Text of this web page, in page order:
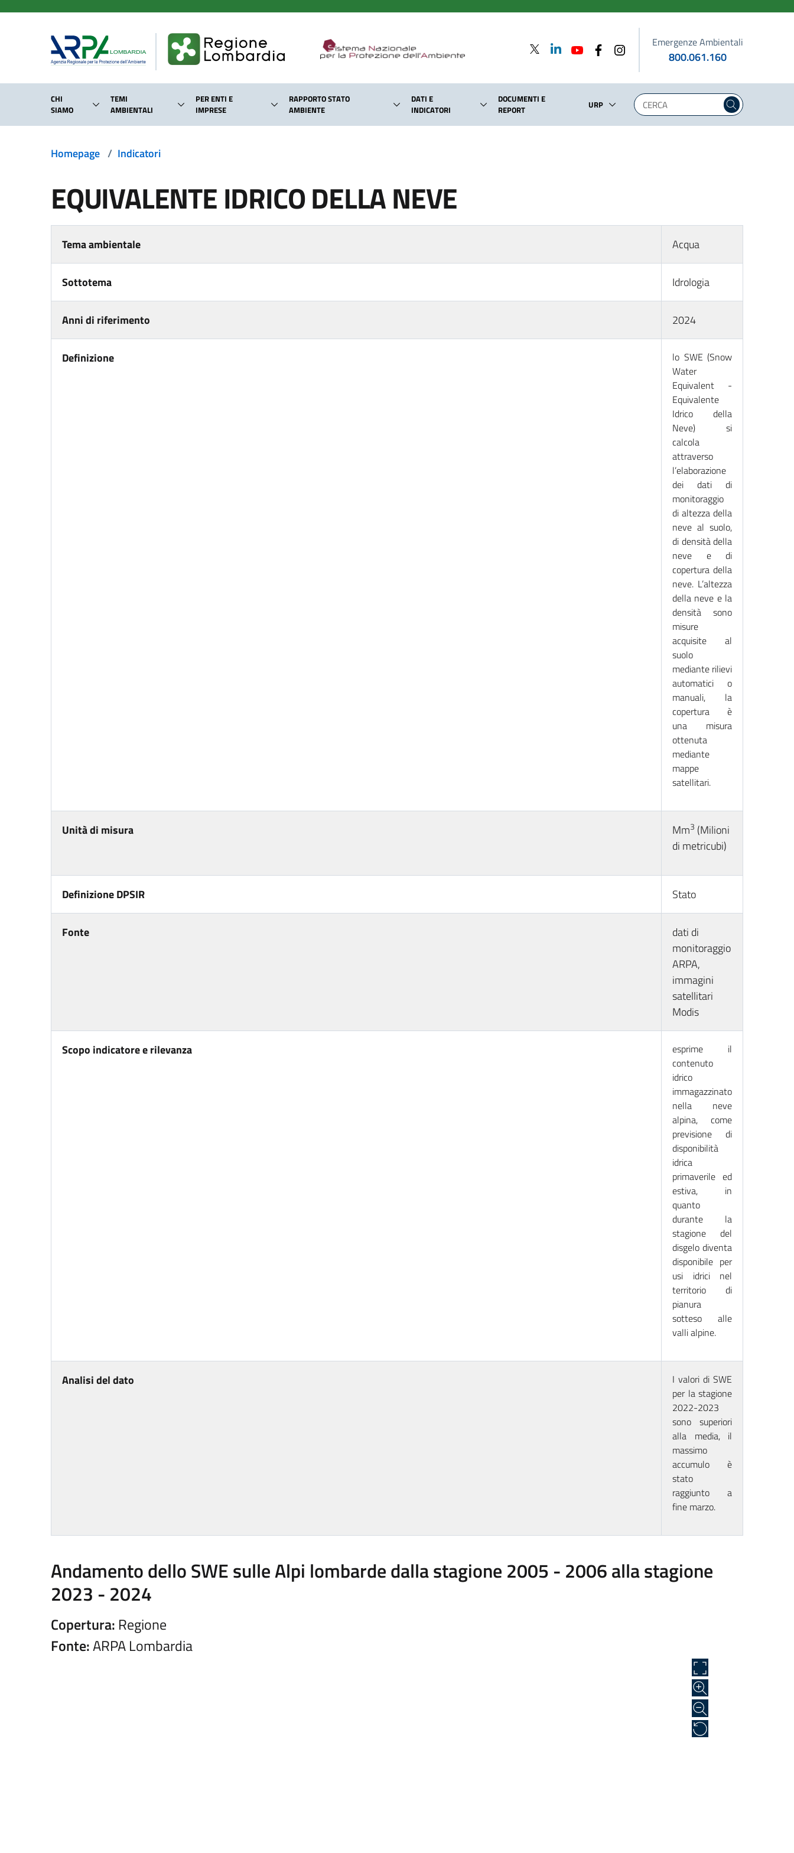
Emergenze Ambientali
800.061.160
CHI
SIAMO
TEMI
AMBIENTALI
PER ENTI E
IMPRESE
RAPPORTO STATO
AMBIENTE
DATI E
INDICATORI
DOCUMENTI E
REPORT
URP
Homepage / Indicatori
EQUIVALENTE IDRICO DELLA NEVE
Tema ambientale Acqua
Sottotema Idrologia
Anni di riferimento 2024
Definizione
lo SWE (Snow
Water
Equivalent -
Equivalente
Idrico della
Neve) si
calcola
attraverso
l’elaborazione
dei dati di
monitoraggio
di altezza della
neve al suolo,
di densità della
neve e di
copertura della
neve. L’altezza
della neve e la
densità sono
misure
acquisite al
suolo
mediante rilievi
automatici o
manuali, la
copertura è
una misura
ottenuta
mediante
mappe
satellitari.
Unità di misura Mm3 (Milioni
di metricubi)
Definizione DPSIR Stato
Fonte
dati di
monitoraggio
ARPA,
immagini
satellitari
Modis
Scopo indicatore e rilevanza
esprime il
contenuto
idrico
immagazzinato
nella neve
alpina, come
previsione di
disponibilità
idrica
primaverile ed
estiva, in
quanto
durante la
stagione del
disgelo diventa
disponibile per
usi idrici nel
territorio di
pianura
sotteso alle
valli alpine.
Analisi del dato
I valori di SWE
per la stagione
2022-2023
sono superiori
alla media, il
massimo
accumulo è
stato
raggiunto a
fine marzo.
Andamento dello SWE sulle Alpi lombarde dalla stagione 2005 - 2006 alla stagione
2023 - 2024
Copertura: Regione
Fonte:ARPA Lombardia